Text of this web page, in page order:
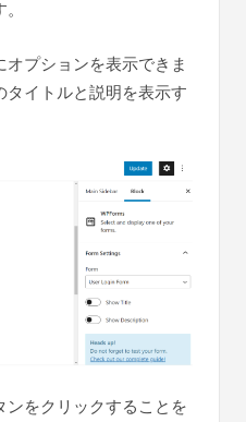
プションを表示できま
イトルと説明を表示す
をクリックすることを